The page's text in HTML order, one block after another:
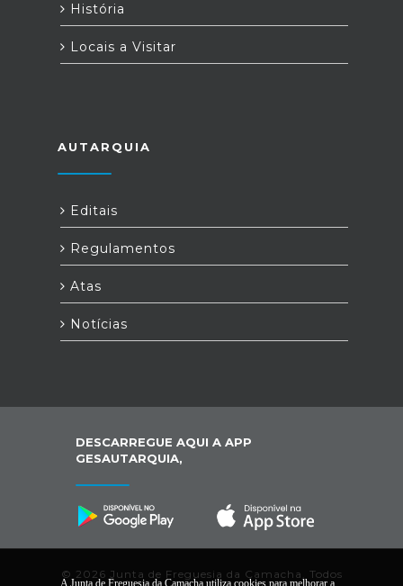
História
Locais a Visitar
AUTARQUIA
Editais
Regulamentos
Atas
Notícias
DESCARREGUE AQUI A APP
GESAUTARQUIA,
© 2026 Junta de Freguesia da Camacha. Todos
A Junta de Freguesia da Camacha utiliza cookies para melhorar a